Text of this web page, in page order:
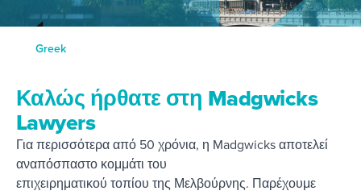
Greek
Καλώς ήρθατε στη Madgwicks
Lawyers
Για περισσότερα από 50 χρόνια, η Madgwicks αποτελεί
αναπόσπαστο κομμάτι του
επιχειρηματικού τοπίου της Μελβούρνης. Παρέχουμε